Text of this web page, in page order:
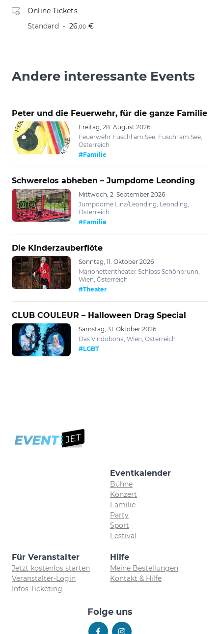
Online Tickets
Standard
26 ,00 €
Andere interessante Events
Peter und die Feuerwehr, für die ganze Familie
Freitag, 28. August 2026
Feuerwehr Fuschl am See, Fuschl am See,
Österreich
#Familie
Schwerelos abheben – Jumpdome Leonding
Mittwoch, 2. September 2026
Jumpdome Linz/Leonding, Leonding,
Österreich
#Familie
Die Kinderzauberflöte
Sonntag, 11. Oktober 2026
Marionettentheater Schloss Schönbrunn,
Wien, Österreich
#Theater
CLUB COULEUR – Halloween Drag Special
Samstag, 31. Oktober 2026
Das Vindobona, Wien, Österreich
#LGBT
Eventkalender
Bühne
Konzert
Familie
Party
Sport
Festival
Für Veranstalter
Jetzt kostenlos starten
Veranstalter-Login
Infos Ticketing
Hilfe
Meine Bestellungen
Kontakt & Hilfe
Folge uns